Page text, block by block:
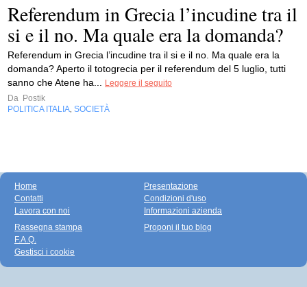
Referendum in Grecia l’incudine tra il
si e il no. Ma quale era la domanda?
Referendum in Grecia l’incudine tra il si e il no. Ma quale era la
domanda? Aperto il totogrecia per il referendum del 5 luglio, tutti
sanno che Atene ha...
Leggere il seguito
Da Postik
POLITICA ITALIA SOCIETÀ
Home
Contatti
Lavora con noi
Presentazione
Condizioni d'uso
Informazioni azienda
Rassegna stampa
F.A.Q.
Gestisci i cookie
Proponi il tuo blog